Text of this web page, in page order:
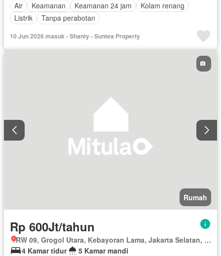
Air
Keamanan Keamanan 24 jam
Kolam renang
Listrik
Tanpa perabotan
10 Jun 2026 masuk - Shanty - Suntea Property
Rumah
Rp 600Jt/tahun
RW 09, Grogol Utara, Kebayoran Lama, Jakarta Selatan, Daerah Khusus Ibukota Jakarta
4 Kamar tidur
5 Kamar mandi